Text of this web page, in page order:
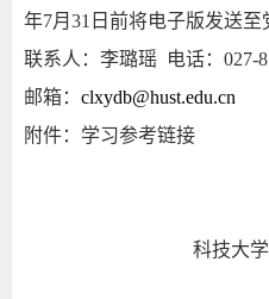
年7月 31 日前将电子版发送至
联系人：李璐瑶 电话： 027-
邮箱： clxydb@hust.edu.cn
附件：学习参考链接
科技大